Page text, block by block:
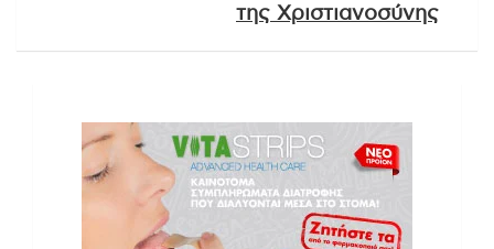
της Χριστιανοσύνης